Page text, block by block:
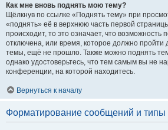
Как мне вновь поднять мою тему?
Щёлкнув по ссылке «Поднять тему» при
«поднять» её в верхнюю часть первой
происходит, то это означает, что возможность
отключена, или время, которое должно пройти
темы, ещё не прошло. Также можно поднять
однако удостоверьтесь, что тем самым вы не
конференции, на которой находитесь.
Вернуться к началу
Форматирование сообщений и типы